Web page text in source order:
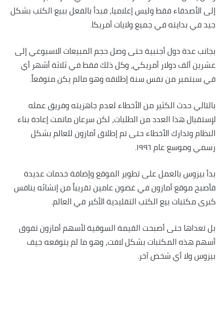
إلى الأصدقاء فقط وليس إعلاميا، فبدأ بالفعل ببيع الكتب بشكل
جيد في بدايته في جميع ولايات أمريكا.
بجانب عدة دول أجنبية حتى وصل حجم المبيعات الاسبوعي إلى
عشرين ألف دولار أمريكي، وكل ذلك فقط في ثلاثة أشهر أي
في سبتمبر من نفس سنة إطلاقه وهو مالم يكن متوقعاً.
بالتالي حدث الكثير من الأخطاء لعدم جاهزيته وفريق عمله
لإستقبال هذا العدد من الطلبات، لكن سرعان ماتمت إعادة بناء
النظام وتدارك الأخطاء حتى تم إطلاق أمازون للعالم بشكل
رسمي وموسع عام ١٩٩٦.
بدأ بيزوس بالعمل على تطوير الموقع وإضافة خدمات عديدة
فأصبح موقع أمازون في غضون عامين تقريباً من إنشائه ينافس
كبرى مكتبات بيع الكتب التقليدية الأكبر في العالم.
بل تعداها حتى أصبحت القيمة السوقية لأسهم أمازون تفوق
أسهم هذه المكتبات بشكل لافت، وهو ما لم يتوقعه جيف
بيزوس ولا أي شخص آخر.